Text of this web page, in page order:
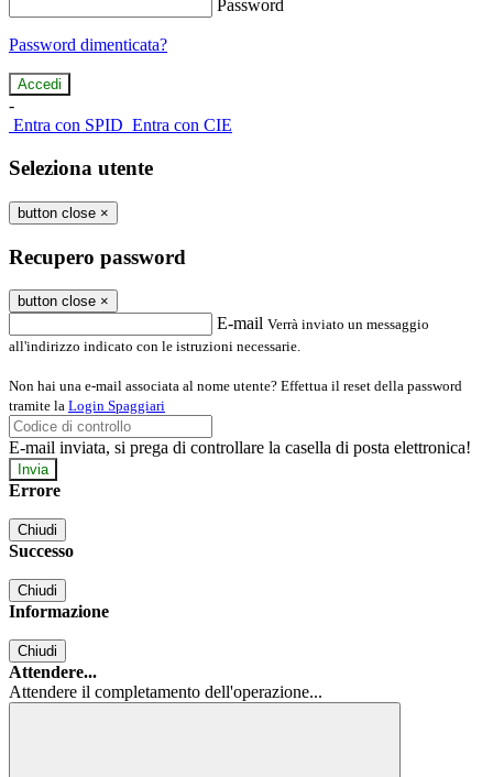
Password
Password dimenticata?
-
Entra con SPID Entra con CIE
Seleziona utente
button close ×
Recupero password
button close ×
E-mail Verrà inviato un messaggio
all'indirizzo indicato con le istruzioni necessarie.
Non hai una e-mail associata al nome utente? Effettua il reset della password
tramite la Login Spaggiari
E-mail inviata, si prega di controllare la casella di posta elettronica!
Errore
Chiudi
Successo
Chiudi
Informazione
Chiudi
Attendere...
Attendere il completamento dell'operazione...